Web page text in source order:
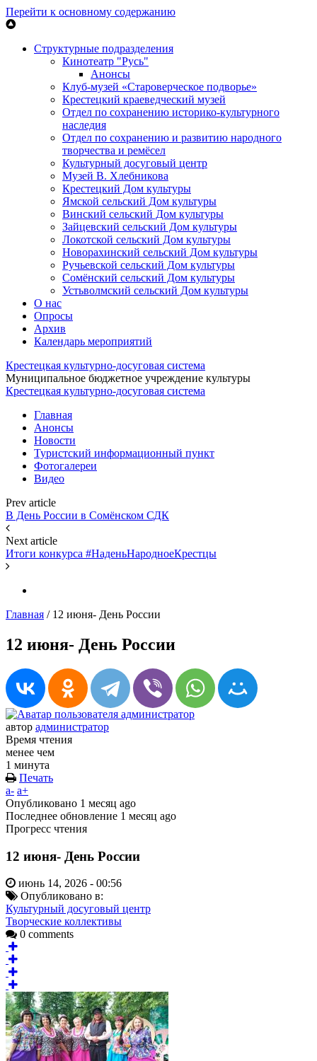
Перейти к основному содержанию
Структурные подразделения
Кинотеатр "Русь"
Анонсы
Клуб-музей «Староверческое подворье»
Крестецкий краеведческий музей
Отдел по сохранению историко-культурного
наследия
Отдел по сохранению и развитию народного
творчества и ремёсел
Культурный досуговый центр
Музей В. Хлебникова
Крестецкий Дом культуры
Ямской сельский Дом культуры
Винский сельский Дом культуры
Зайцевский сельский Дом культуры
Локотской сельский Дом культуры
Новорахинский сельский Дом культуры
Ручьевской сельский Дом культуры
Сомёнский сельский Дом культуры
Устьволмский сельский Дом культуры
О нас
Опросы
Архив
Календарь мероприятий
Крестецкая культурно-досуговая система
Муниципальное бюджетное учреждение культуры
Крестецкая культурно-досуговая система
Главная
Анонсы
Новости
Туристский информационный пункт
Фотогалереи
Видео
Prev article
В День России в Сомёнском СДК
Next article
Итоги конкурса #НаденьНародноеКрестцы
Главная / 12 июня- День России
12 июня- День России
автор администратор
Время чтения
менее чем
1 минута
Печать
a- a+
Опубликовано 1 месяц ago
Последнее обновление 1 месяц ago
Прогресс чтения
12 июня- День России
июнь 14, 2026 - 00:56
Опубликовано в:
Культурный досуговый центр
Творческие коллективы
0 comments